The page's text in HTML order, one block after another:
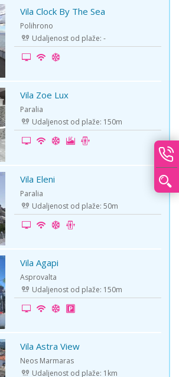
Vila Clock By The Sea
Polihrono
Udaljenost od plaže: -
Vila Zoe Lux
Paralia
Udaljenost od plaže: 150m
Vila Eleni
Paralia
Udaljenost od plaže: 50m
Vila Agapi
Asprovalta
Udaljenost od plaže: 150m
Vila Astra View
Neos Marmaras
Udaljenost od plaže: 1km